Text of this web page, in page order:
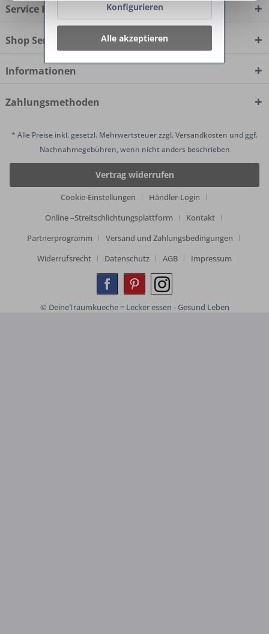
Service Hotline
Shop Service
Informationen
Zahlungsmethoden
* Alle Preise inkl. gesetzl. Mehrwertsteuer zzgl.Versandkosten und ggf.
Nachnahmegebühren, wenn nicht anders beschrieben
Vertrag widerrufen
Cookie-Einstellungen
Händler-Login
Online –Streitschlichtungsplattform
Kontakt
Partnerprogramm
Versand und Zahlungsbedingungen
Widerrufsrecht
Datenschutz AGB Impressum
© DeineTraumkueche = Lecker essen - Gesund Leben
Konfigurieren
Alle akzeptieren